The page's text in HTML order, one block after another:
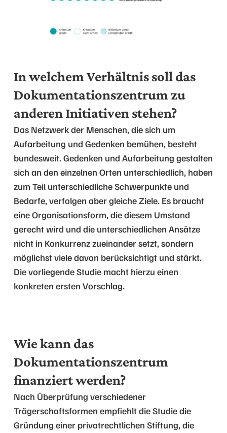
In welchem Verhältnis soll das
Dokumentationszentrum zu
anderen Initiativen stehen?
Das Netzwerk der Menschen, die sich um
Aufarbeitung und Gedenken bemühen, besteht
bundesweit. Gedenken und Aufarbeitung gestalten
sich an den einzelnen Orten unterschiedlich, haben
zum Teil unterschiedliche Schwerpunkte und
Bedarfe, verfolgen aber gleiche Ziele. Es braucht
eine Organisationsform, die diesem Umstand
gerecht wird und die unterschiedlichen Ansätze
nicht in Konkurrenz zueinander setzt, sondern
möglichst viele davon berücksichtigt und stärkt.
Die vorliegende Studie macht hierzu einen
konkreten ersten Vorschlag.
Wie kann das
Dokumentationszentrum
finanziert werden?
Nach Überprüfung verschiedener
Trägerschaftsformen empfiehlt die Studie die
Gründung einer privatrechtlichen Stiftung, die